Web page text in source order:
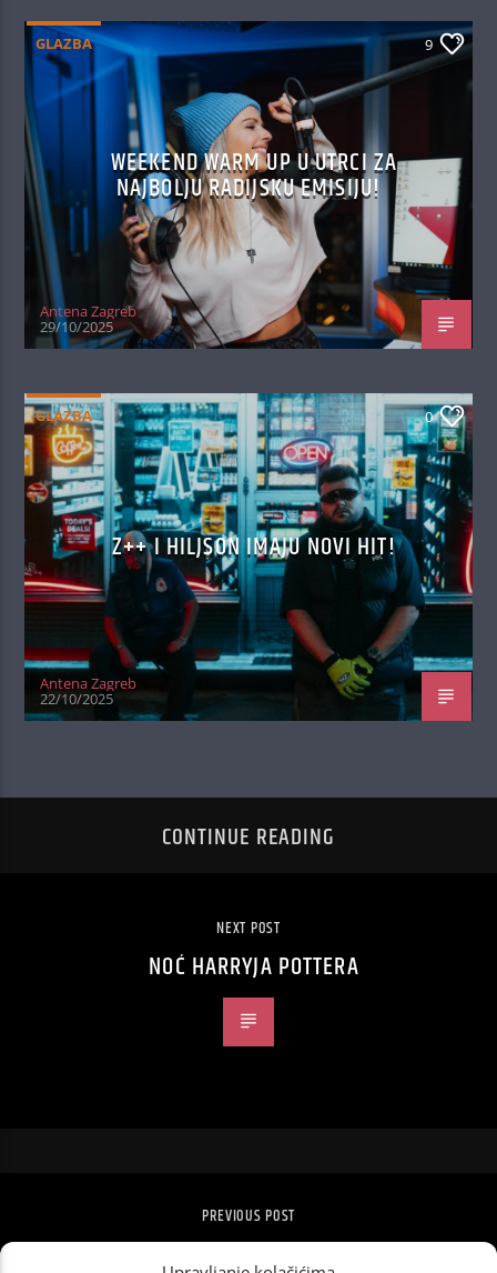
GLAZBA 9
WEEKEND WARM UP U UTRCI ZA
NAJBOLJU RADIJSKU EMISIJU!
Antena Zagreb
29/10/2025
GLAZBA 0
Z++ I HILJSON IMAJU NOVI HIT!
Antena Zagreb
22/10/2025
CONTINUE READING
NEXT POST
NOĆ HARRYJA POTTERA
PREVIOUS POST
KATY PERRY SURAĐUJE S KRALJEVSKOM